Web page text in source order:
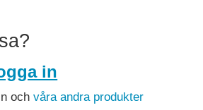
in
ochvåra andra produkter